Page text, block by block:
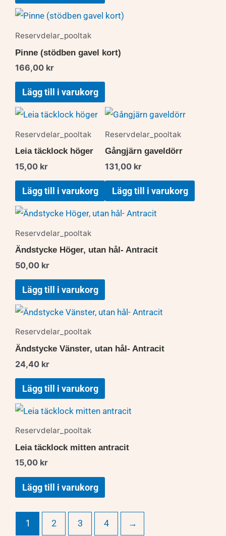
Reservdelar_pooltak
Pinne (stödben gavel kort)
166,00 kr
Lägg till i varukorg
Reservdelar_pooltak
Leia täcklock höger
15,00 kr
Lägg till i varukorg
Reservdelar_pooltak
Gångjärn gaveldörr
131,00 kr
Lägg till i varukorg
Reservdelar_pooltak
Ändstycke Höger, utan hål- Antracit
50,00 kr
Lägg till i varukorg
Reservdelar_pooltak
Ändstycke Vänster, utan hål- Antracit
24,40 kr
Lägg till i varukorg
Reservdelar_pooltak
Leia täcklock mitten antracit
15,00 kr
Lägg till i varukorg
1 2 3 4 →